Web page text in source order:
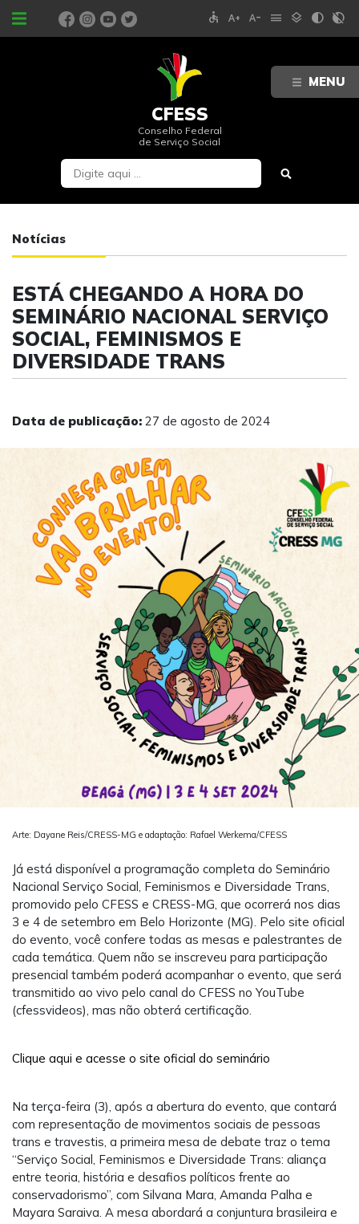
MENU
PORTAIS accessible text_increase text_decrease menu layers contrast contrast_rtl_off
CFESS
Conselho Federal
de Serviço Social
Notícias
ESTÁ CHEGANDO A HORA DO
SEMINÁRIO NACIONAL SERVIÇO
SOCIAL, FEMINISMOS E
DIVERSIDADE TRANS
Data de publicação: 27 de agosto de 2024
Arte: Dayane Reis/CRESS-MG e adaptação: Rafael Werkema/CFESS
Já está disponível a programação completa do Seminário
Nacional Serviço Social, Feminismos e Diversidade Trans,
promovido pelo CFESS e CRESS-MG, que ocorrerá nos dias
3 e 4 de setembro em Belo Horizonte (MG). Pelo site oficial
do evento, você confere todas as mesas e palestrantes de
cada temática. Quem não se inscreveu para participação
presencial também poderá acompanhar o evento, que será
transmitido ao vivo pelo canal do CFESS no YouTube
(cfessvideos), mas não obterá certificação.
Clique aqui e acesse o site oficial do seminário
Na terça-feira (3), após a abertura do evento, que contará
com representação de movimentos sociais de pessoas
trans e travestis, a primeira mesa de debate traz o tema
“Serviço Social, Feminismos e Diversidade Trans: aliança
entre teoria, história e desafios políticos frente ao
conservadorismo”, com Silvana Mara, Amanda Palha e
Mayara Saraiva. A mesa abordará a conjuntura brasileira e